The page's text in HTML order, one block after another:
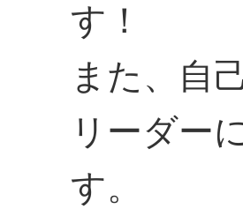
す！
また、自
リーダー
す。